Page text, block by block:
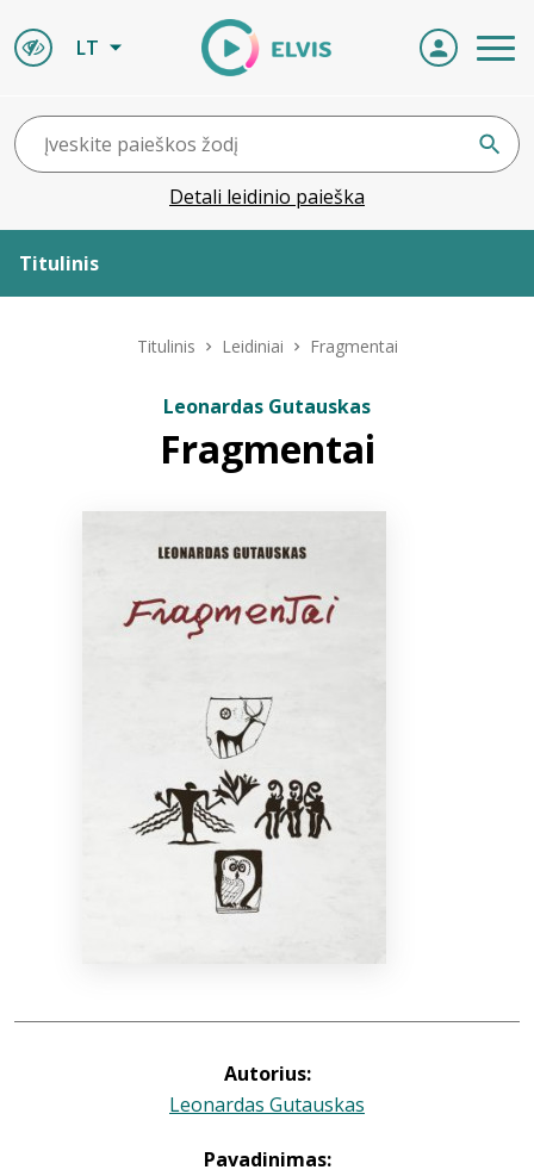
LT
Detali leidinio paieška
Titulinis
Bibliotekoms
Titulinis Leidiniai Fragmentai
Leonardas Gutauskas
Fragmentai
Autorius:
Leonardas Gutauskas
Pavadinimas: